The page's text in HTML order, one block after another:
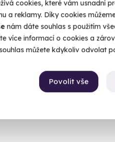
cookies, které vám usnadní
a reklamy. Díky cookies
nám dáte souhlas s použitím
více informací o cookies a
souhlas můžete kdykoliv odvolat
Povolit vše